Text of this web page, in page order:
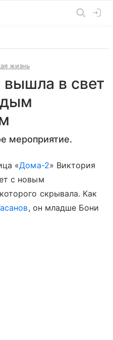
жизнь
в свет
мероприятие.
«Дома-2» Виктория
с новым
скрывала. Как
, он младше Бони